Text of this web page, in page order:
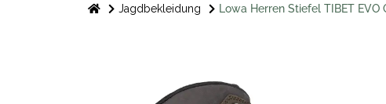
Jagdbekleidung Lowa Herren Stiefel TIBET EVO